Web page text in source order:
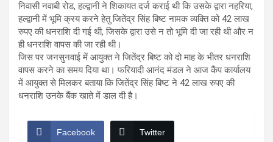
निवासी नवाबी रोड, हल्द्वानी ने शिकायत दर्ज कराई थी कि उसके द्वारा नहरिया,
हल्द्वानी में भूमि क्रय करने हेतु जितेंद्र सिंह बिष्ट नामक व्यक्ति को 42 लाख
रुपए की धनराशि दी गई थी, जिसके द्वारा उसे न तो भूमि दी जा रही थी और न
ही धनराशि वापस की जा रही थी।
जिस पर जनसुनवाई में आयुक्त ने जितेंद्र बिष्ट को दो माह के भीतर धनराशि
वापस करने का समय दिया था। फरियादी आनंद मंडल ने आज कैंप कार्यालय
में आयुक्त से मिलकर बताया कि जितेंद्र सिंह बिष्ट ने 42 लाख रुपए की
धनराशि उनके बैंक खाते में डाल दी है।
Facebook Twitter